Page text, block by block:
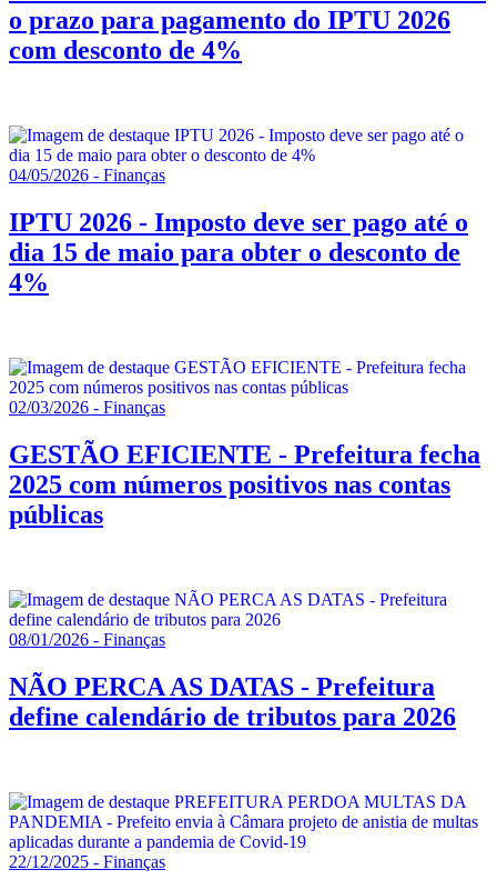
o prazo para pagamento do IPTU 2026
com desconto de 4%
04/05/2026 - Finanças
IPTU 2026 - Imposto deve ser pago até o
dia 15 de maio para obter o desconto de
4%
02/03/2026 - Finanças
GESTÃO EFICIENTE - Prefeitura fecha
2025 com números positivos nas contas
públicas
08/01/2026 - Finanças
NÃO PERCA AS DATAS - Prefeitura
define calendário de tributos para 2026
22/12/2025 - Finanças